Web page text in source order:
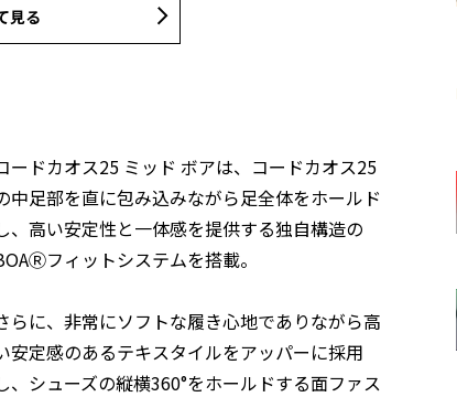
見る
ードカオス25 ミッド ボアは、コードカオス25
中足部を直に包み込みながら足全体をホールド
、高い安定性と一体感を提供する独自構造の
フィットシステムを搭載。
らに、非常にソフトな履き心地でありながら高
安定感のあるテキスタイルをアッパーに採用
、シューズの縦横360°をホールドする面ファス